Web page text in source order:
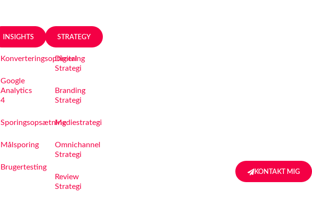
INSIGHTS
Konverteringsoptimering
Google
Analytics
4
Sporingsopsætning
Målsporing
Brugertesting
STRATEGY
Digital
Strategi
Branding
Strategi
Mediestrategi
Omnichannel
Strategi
Review
Strategi
KONTAKT MIG